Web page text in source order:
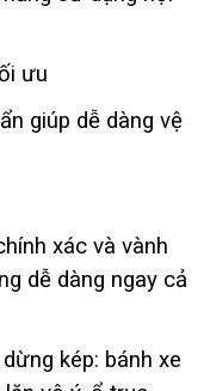
ưu
giúp dễ dàng vệ
xác và vành
dễ dàng ngay cả
kép: bánh xe